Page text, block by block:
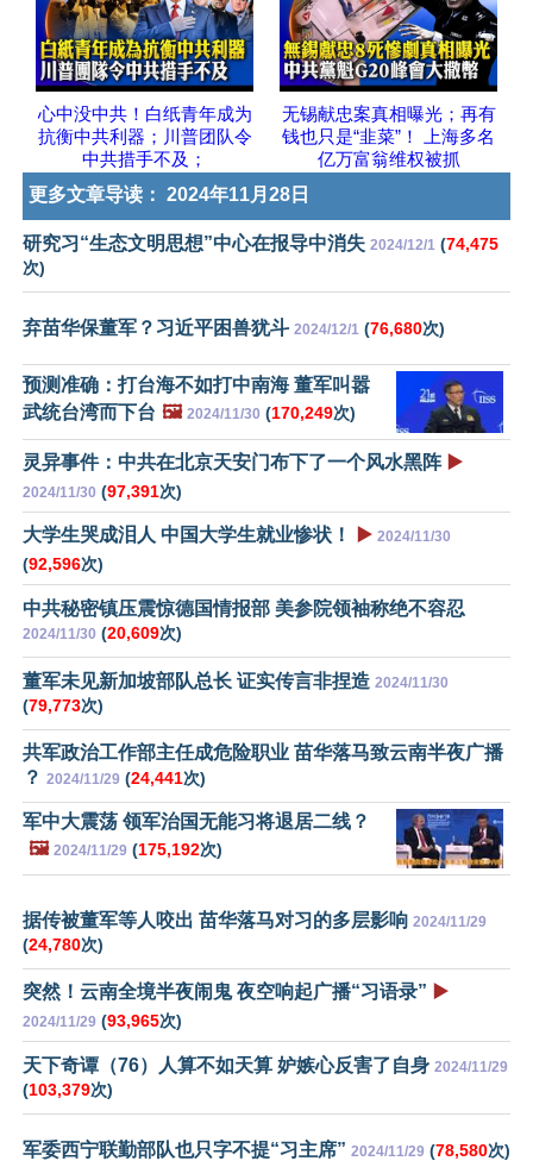
心中没中共！白纸青年成为
抗衡中共利器；川普团队令
中共措手不及；
无锡献忠案真相曝光；再有
钱也只是“韭菜”！ 上海多名
亿万富翁维权被抓
更多文章导读： 2024年11月28日
研究习“生态文明思想”中心在报导中消失 2024/12/1 (74,475
次)
弃苗华保董军？习近平困兽犹斗 2024/12/1 (76,680次)
预测准确：打台海不如打中南海 董军叫嚣
武统台湾而下台 🖼️ 2024/11/30 (170,249次)
灵异事件：中共在北京天安门布下了一个风水黑阵 ▶️
2024/11/30 (97,391次)
大学生哭成泪人 中国大学生就业惨状！ ▶️ 2024/11/30
(92,596次)
中共秘密镇压震惊德国情报部 美参院领袖称绝不容忍
2024/11/30 (20,609次)
董军未见新加坡部队总长 证实传言非捏造 2024/11/30
(79,773次)
共军政治工作部主任成危险职业 苗华落马致云南半夜广播
？ 2024/11/29 (24,441次)
军中大震荡 领军治国无能习将退居二线？
🖼️ 2024/11/29 (175,192次)
据传被董军等人咬出 苗华落马对习的多层影响 2024/11/29
(24,780次)
突然！云南全境半夜闹鬼 夜空响起广播“习语录” ▶️
2024/11/29 (93,965次)
天下奇谭（76）人算不如天算 妒嫉心反害了自身 2024/11/29
(103,379次)
军委西宁联勤部队也只字不提“习主席” 2024/11/29 (78,580次)